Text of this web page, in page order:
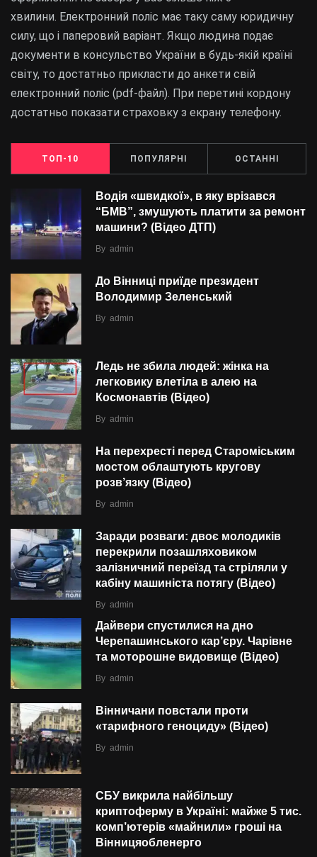
хвилини. Електронний поліс має таку саму юридичну
силу, що і паперовий варіант. Якщо людина подає
документи в консульство України в будь-якій країні
світу, то достатньо прикласти до анкети свій
електронний поліс (pdf-файл). При перетині кордону
достатньо показати страховку з екрану телефону.
ТОП-10 ПОПУЛЯРНІ ОСТАННІ
Водія «швидкої», в яку врізався
“БMВ”, змушують платити за ремонт
машини? (Відео ДТП)
By admin
До Вінниці приїде президент
Володимир Зеленський
By admin
Ледь не збила людей: жінка на
легковику влетіла в алею на
Космонавтів (Відео)
By admin
На перехресті перед Староміським
мостом облаштують кругову
розв’язку (Відео)
By admin
Заради розваги: двоє молодиків
перекрили позашляховиком
залізничний переїзд та стріляли у
кабіну машиніста потягу (Відео)
By admin
Дайвери спустилися на дно
Черепашинського кар’єру. Чарівне
та моторошне видовище (Відео)
By admin
Вінничани повстали проти
«тарифного геноциду» (Відео)
By admin
СБУ викрила найбільшу
криптоферму в Україні: майже 5 тис.
комп’ютерів «майнили» гроші на
Вінницяобленерго